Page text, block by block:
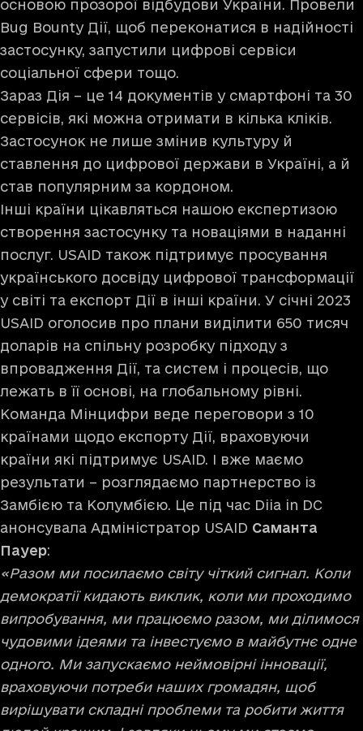
основою прозорої відбудови України. Провели
Bug Bounty Дії, щоб переконатися в надійності
застосунку, запустили цифрові сервіси
соціальної сфери тощо.
Зараз Дія – це 14 документів у смартфоні та 30
сервісів, які можна отримати в кілька кліків.
Застосунок не лише змінив культуру й
ставлення до цифрової держави в Україні, а й
став популярним за кордоном.
Інші країни цікавляться нашою експертизою
створення застосунку та новаціями в наданні
послуг. USAID також підтримує просування
українського досвіду цифрової трансформації
у світі та експорт Дії в інші країни. У січні 2023
USAID оголосив про плани виділити 650 тисяч
доларів на спільну розробку підходу з
впровадження Дії, та систем і процесів, що
лежать в її основі, на глобальному рівні.
Команда Мінцифри веде переговори з 10
країнами щодо експорту Дії, враховуючи
країни які підтримує USAID. І вже маємо
результати – розглядаємо партнерство із
Замбією та Колумбією. Це під час Diia in DC
анонсувала Адміністратор USAID Саманта
Пауер:
«Разом ми посилаємо світу чіткий сигнал. Коли
демократії кидають виклик, коли ми проходимо
випробування, ми працюємо разом, ми ділимося
чудовими ідеями та інвестуємо в майбутнє одне
одного. Ми запускаємо неймовірні інновації,
враховуючи потреби наших громадян, щоб
вирішувати складні проблеми та робити життя